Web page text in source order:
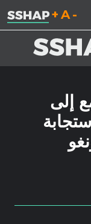
تقليل حجم الخط.
إعادة ضبط حجم
زيادة حجم
إلى